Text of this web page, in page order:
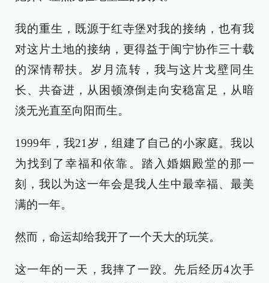
我的重生，既源于红寺堡对我的接纳，也有我
对这片土地的接纳，更得益于闽宁协作三十载
的深情帮扶。岁月流转，我与这片戈壁同生
长、共奋进，从困顿潦倒走向安稳富足，从暗
淡无光直至向阳而生。
1999年，我21岁，组建了自己的小家庭。我以
为找到了幸福和依靠。踏入婚姻殿堂的那一
刻，我以为这一年会是我人生中最幸福、最美
满的一年。
然而，命运却给我开了一个天大的玩笑。
这一年的一天，我摔了一跤。先后经历4次手